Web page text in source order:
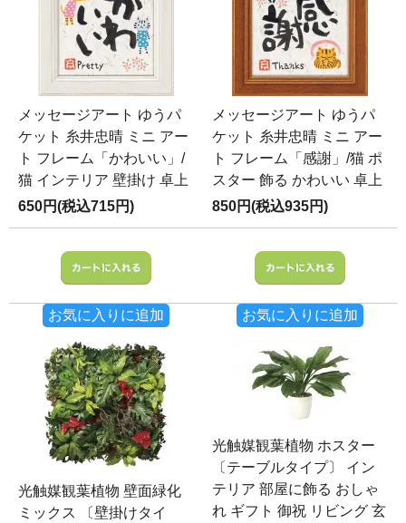
メッセージアート ゆうパ
ケット 糸井忠晴 ミニ アー
ト フレーム「かわいい」/
猫 インテリア 壁掛け 卓上
650円(税込715円)
お気に入りに追加
メッセージアート ゆうパ
ケット 糸井忠晴 ミニ アー
ト フレーム「感謝」/猫 ポ
スター 飾る かわいい 卓上
850円(税込935円)
お気に入りに追加
光触媒観葉植物 壁面緑化
ミックス 〔壁掛けタイ
光触媒観葉植物 ホスター
〔テーブルタイプ〕 イン
テリア 部屋に飾る おしゃ
れ ギフト 御祝 リビング 玄